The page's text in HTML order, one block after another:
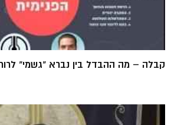
קבלה – מה ההבדל בין נברא "גשמי"